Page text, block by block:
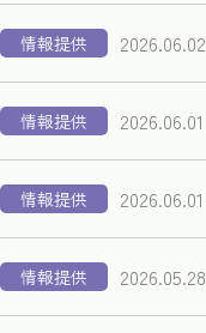
情報提供 2026.06.02
情報提供 2026.06.01
情報提供 2026.06.01
情報提供 2026.05.28